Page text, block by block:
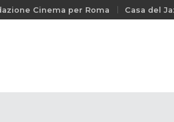
Cinema per Roma Casa del